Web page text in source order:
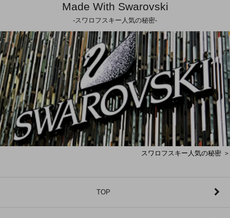
Made With Swarovski
-スワロフスキー人気の秘密-
スワロフスキー人気の秘密 ＞
TOP